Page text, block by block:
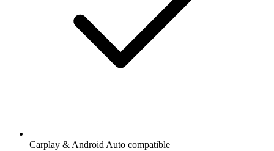
Carplay & Android Auto compatible